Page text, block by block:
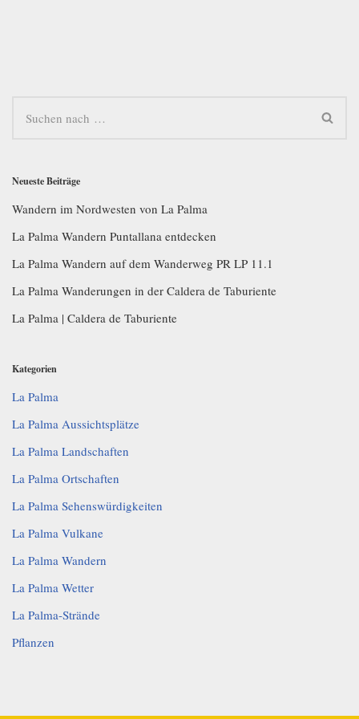
Neueste Beiträge
Wandern im Nordwesten von La Palma
La Palma Wandern Puntallana entdecken
La Palma Wandern auf dem Wanderweg PR LP 11.1
La Palma Wanderungen in der Caldera de Taburiente
La Palma | Caldera de Taburiente
Kategorien
La Palma
La Palma Aussichtsplätze
La Palma Landschaften
La Palma Ortschaften
La Palma Sehenswürdigkeiten
La Palma Vulkane
La Palma Wandern
La Palma Wetter
La Palma-Strände
Pflanzen